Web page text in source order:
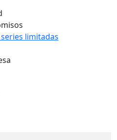
limitadas